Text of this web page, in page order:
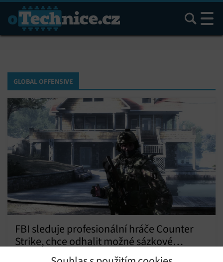
Hledat
GLOBAL OFFENSIVE
FBI sleduje profesionální hráče Counter
Strike, chce odhalit možné sázkové
podvody
Esport je čím dál více populární, a to na něj má vliv v